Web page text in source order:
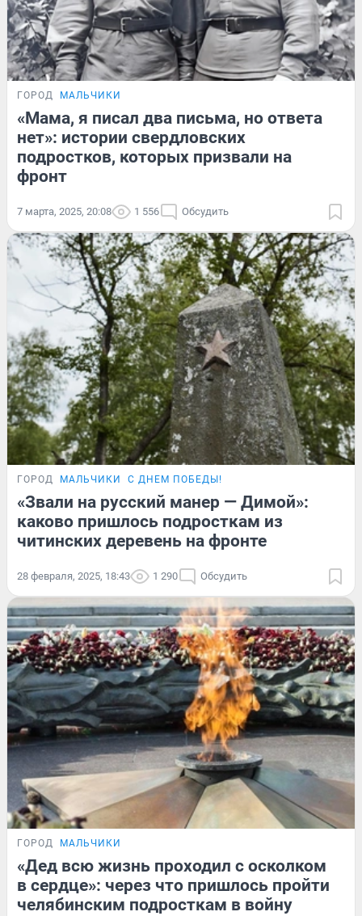
ГОРОД МАЛЬЧИКИ
«Мама, я писал два письма, но ответа
нет»: истории свердловских
подростков, которых призвали на
фронт
7 марта, 2025, 20:08 1 556 Обсудить
ГОРОД МАЛЬЧИКИ С ДНЕМ ПОБЕДЫ!
«Звали на русский манер — Димой»:
каково пришлось подросткам из
читинских деревень на фронте
28 февраля, 2025, 18:43 1 290 Обсудить
ГОРОД МАЛЬЧИКИ
«Дед всю жизнь проходил с осколком
в сердце»: через что пришлось пройти
челябинским подросткам в войну